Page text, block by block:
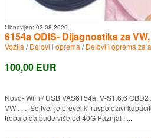
Obnovljen: 02.08.2026.
6154a ODIS- Dijagnostika za
Vozila /Delovi i oprema /Delovi i oprema za
100,00 EUR
Novo- WiFi / USB VAS6154a, V-S1.6.6
VW . . . Softver je prevelik, raspoloživi
trebalo da bude više od 40G Pažnja! ! ...